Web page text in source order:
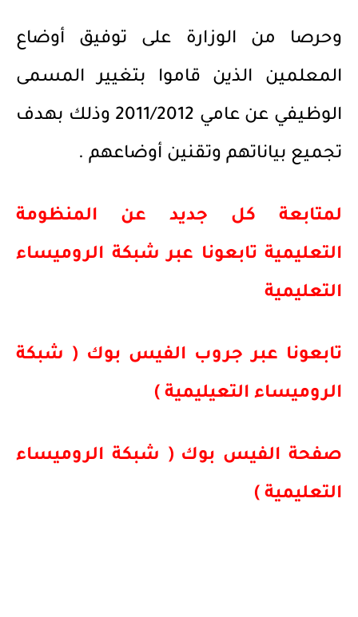
وحرصا من الوزارة على توفيق أوضاع
المعلمين الذين قاموا بتغيير المسمى
الوظيفي عن عامي 2011/2012 وذلك بهدف
تجميع بياناتهم وتقنين أوضاعهم .
لمتابعة كل جديد عن المنظومة
التعليمية تابعونا عبر شبكة الروميساء
التعليمية
تابعونا عبر جروب الفيس بوك ( شبكة
الروميساء التعيليمية )
صفحة الفيس بوك ( شبكة الروميساء
التعليمية )